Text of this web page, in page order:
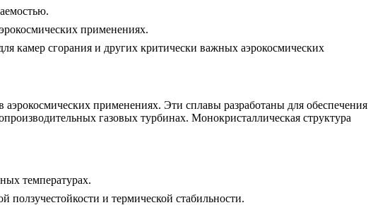
применениях.
камер сгорания и других критически важных аэрокосмических
применениях. Эти сплавы разработаны для обеспечения
газовых турбинах. Монокристаллическая структура
температурах.
и термической стабильности.